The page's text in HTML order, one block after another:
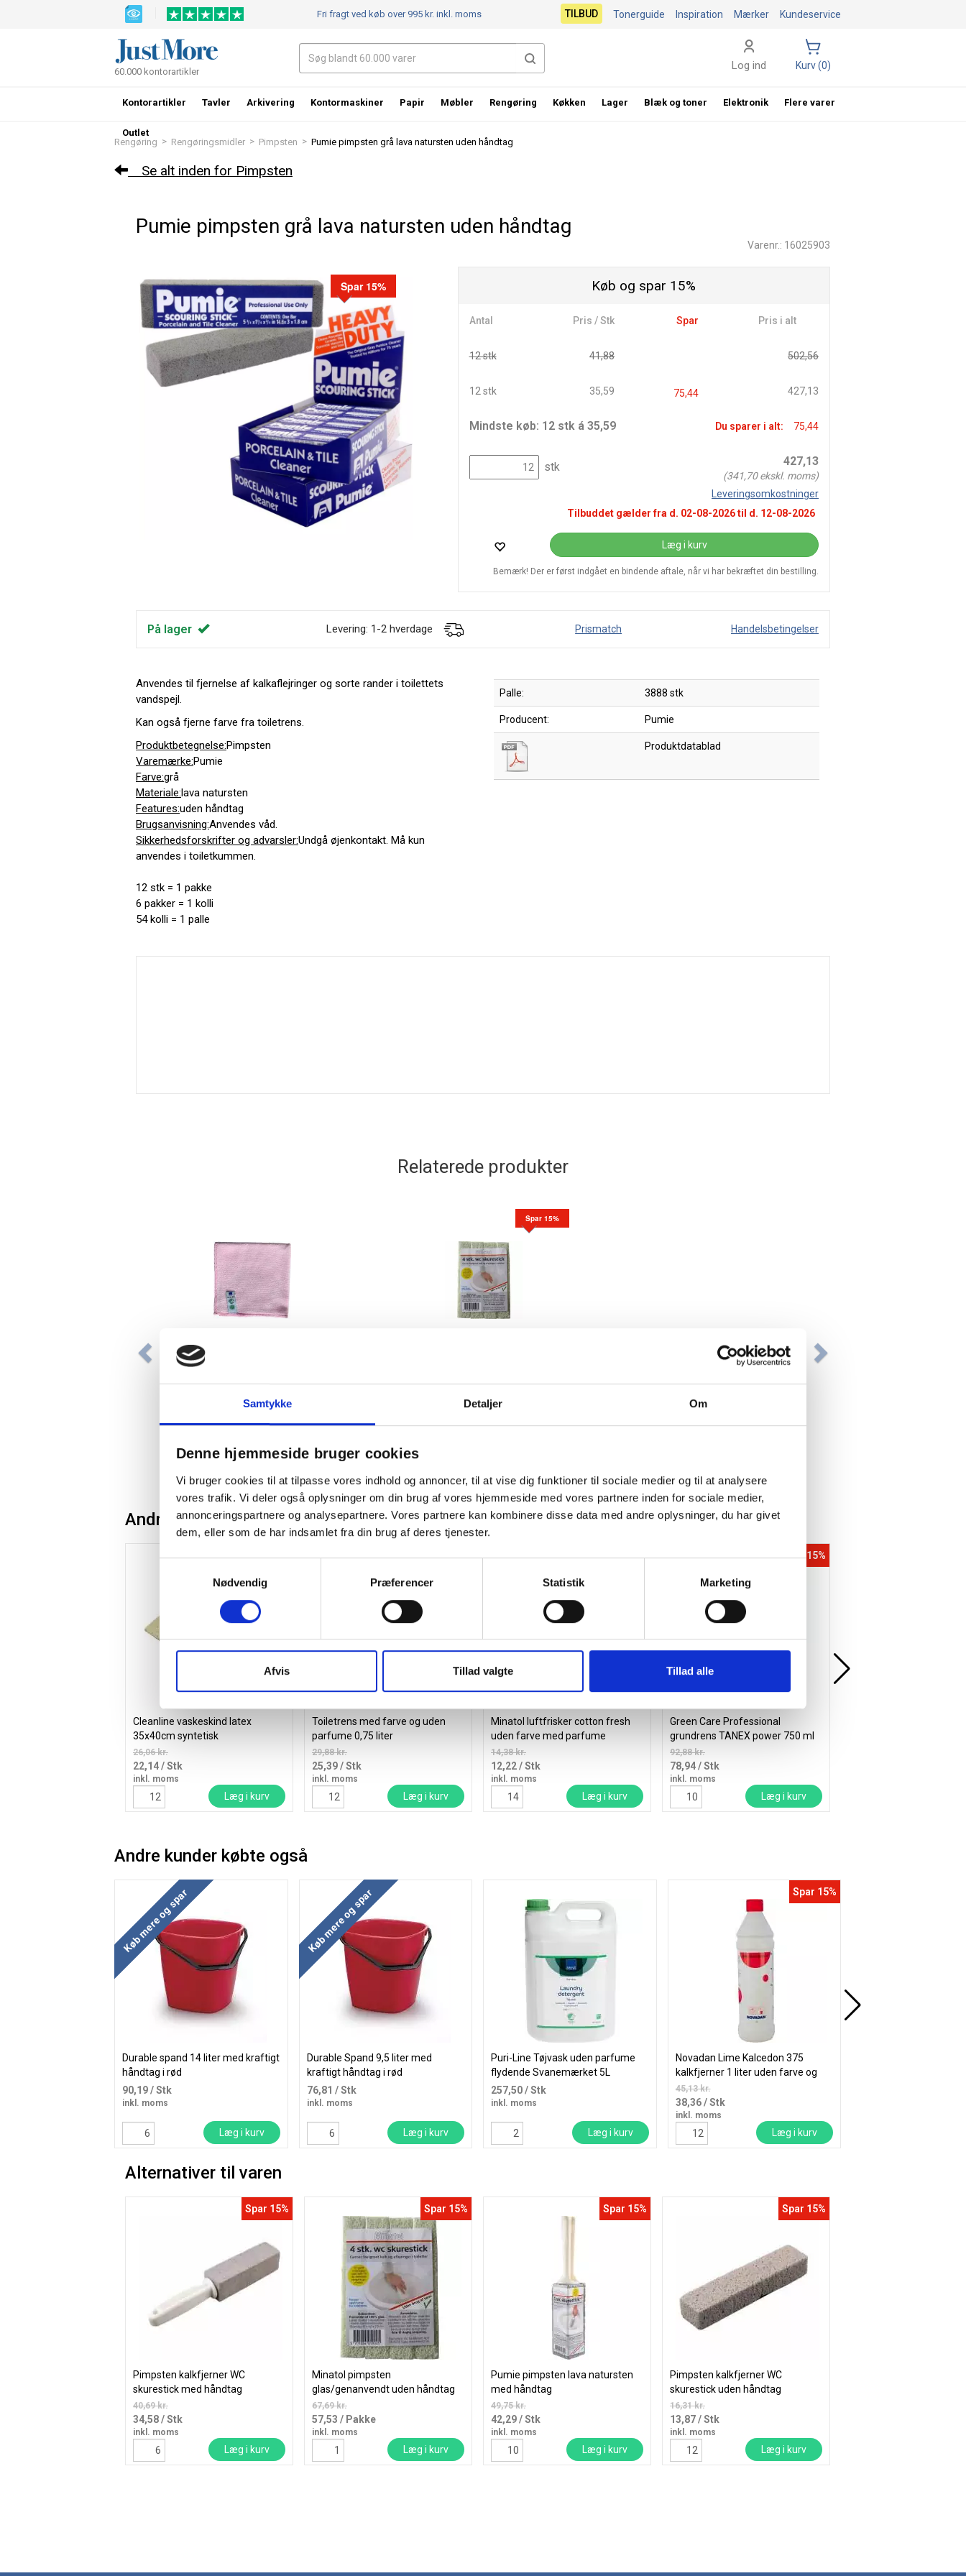
Samtykke Detaljer Om
Denne hjemmeside bruger cookies
Vi bruger cookies til at tilpasse vores indhold og annoncer, til at vise dig funktioner til sociale medier og til at analysere
vores trafik. Vi deler også oplysninger om din brug af vores hjemmeside med vores partnere inden for sociale medier,
annonceringspartnere og analysepartnere. Vores partnere kan kombinere disse data med andre oplysninger, du har givet
dem, eller som de har indsamlet fra din brug af deres tjenester.
Nødvendig
Præferencer Statistik Marketing
Afvis Tillad valgte Tillad alle
Rengøring > Rengøringsmidler > Pimpsten > Pumie pimpsten grå lava natursten uden håndtag
Se alt inden for Pimpsten
Pumie pimpsten grå lava natursten uden håndtag
Varenr.: 16025903
Spar 15% Køb og spar 15%
Antal Pris / Stk Spar Pris i alt
12 stk 41,88 502,56
12 stk 35,59 75,44 427,13
Mindste køb: 12 stk á 35,59 Du sparer i alt: 75,44
stk 427,13
(341,70ekskl. moms)
Leveringsomkostninger
Tilbuddet gælder fra d. 02-08-2026til d. 12-08-2026
Læg i kurv
Bemærk! Der er først indgået en bindende aftale, når vi har bekræftet din bestilling.
På lager Levering: 1-2 hverdage Prismatch Handelsbetingelser
Anvendes til fjernelse af kalkaflejringer og sorte rander i toilettets
vandspejl.
Kan også fjerne farve fra toiletrens.
Produktbetegnelse:Pimpsten
Varemærke:Pumie
Farve:grå
Materiale:lava natursten
Features:uden håndtag
Brugsanvisning:Anvendes våd.
Sikkerhedsforskrifter og advarsler:Undgå øjenkontakt. Må kun
anvendes i toiletkummen.
12 stk = 1 pakke
6 pakker = 1 kolli
54 kolli = 1 palle
Palle: 3888 stk
Producent: Pumie
Produktdatablad
Relaterede produkter
Puri-Line Soft mikrofiber
Spar 15%
Andre kunder købte også
Spar 15%
Cleanline vaskeskind latex
35x40cm syntetisk
26,06 kr.
22,14/ Stk
inkl. moms
Læg i kurv
Spar 15%
Toiletrens med farve og uden
parfume 0,75 liter
29,88 kr.
25,39/ Stk
inkl. moms
Læg i kurv
Spar 15%
Minatol luftfrisker cotton fresh
uden farve med parfume
14,38 kr.
12,22/ Stk
inkl. moms
Læg i kurv
Spar 15%
Green Care Professional
grundrens TANEX power 750 ml
92,88 kr.
78,94/ Stk
inkl. moms
Læg i kurv
Andre kunder købte også
Køb mere og spar
Durable spand 14 liter med kraftigt
håndtag i rød
90,19/ Stk
inkl. moms
Læg i kurv
Køb mere og spar
Durable Spand 9,5 liter med
kraftigt håndtag i rød
76,81 / Stk
inkl. moms
Læg i kurv
Puri-Line Tøjvask uden parfume
flydende Svanemærket 5L
257,50/ Stk
inkl. moms
Læg i kurv
Spar 15%
Novadan Lime Kalcedon 375
kalkfjerner 1 liter uden farve og
parfume
45,13 kr.
38,36/ Stk
inkl. moms
Læg i kurv
Alternativer til varen
Spar 15%
Pimpsten kalkfjerner WC
skurestick med håndtag
40,69 kr.
34,58/ Stk
inkl. moms
Læg i kurv
Spar 15%
Minatol pimpsten
glas/genanvendt uden håndtag
67,69 kr.
57,53 / Pakke
inkl. moms
Læg i kurv
Spar 15%
Pumie pimpsten lava natursten
med håndtag
49,75 kr.
42,29/ Stk
inkl. moms
Læg i kurv
Spar 15%
Pimpsten kalkfjerner WC
skurestick uden håndtag
16,31 kr.
13,87/ Stk
inkl. moms
Læg i kurv
Fri fragt ved køb over 995 kr.inkl. moms Kundeservice
Mærker
Inspiration
Tonerguide
TILBUD
60.000 kontorartikler Log ind Kurv (0)
Kontorartikler Tavler Arkivering Kontormaskiner Papir Møbler Rengøring Køkken Lager Blæk og toner Elektronik Flere varer
Outlet